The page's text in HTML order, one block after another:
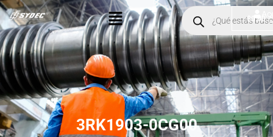
Ir
al
contenido
Menú
Products
search
$0.00
3RK1903-0CG00